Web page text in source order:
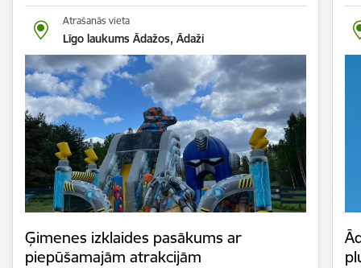
Atrašanās vieta
Līgo laukums Ādažos, Ādaži
Ģimenes izklaides pasākums ar
piepūšamajām atrakcijām